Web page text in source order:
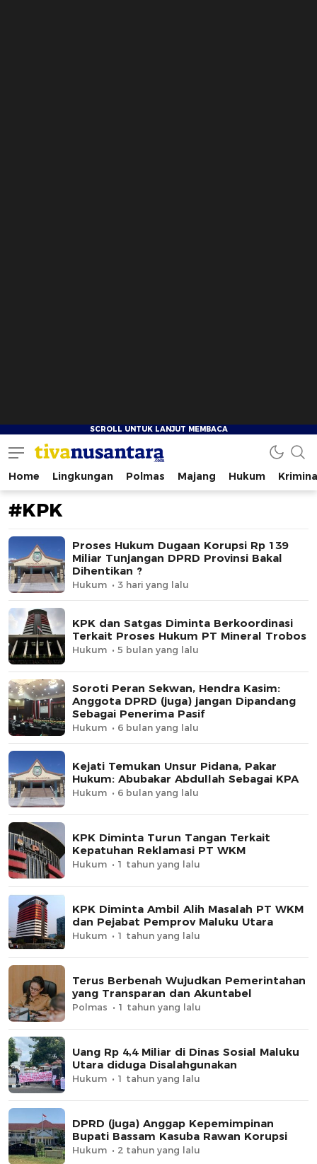
tivanusantara.com
Berita Nusantara
Home Lingkungan Polmas Majang Hukum
#KPK
Proses Hukum Dugaan Korupsi Rp 139
Miliar Tunjangan DPRD Provinsi Bakal
Dihentikan ?
Hukum 3 hari yang lalu
KPK dan Satgas Diminta Berkoordinasi
Terkait Proses Hukum PT Mineral Trobos
Hukum 5 bulan yang lalu
Soroti Peran Sekwan, Hendra Kasim:
Anggota DPRD (juga) jangan Dipandang
Sebagai Penerima Pasif
Hukum 6 bulan yang lalu
Kejati Temukan Unsur Pidana, Pakar
Hukum: Abubakar Abdullah Sebagai KPA
Hukum 6 bulan yang lalu
KPK Diminta Turun Tangan Terkait
Kepatuhan Reklamasi PT WKM
Hukum 1 tahun yang lalu
KPK Diminta Ambil Alih Masalah PT WKM
dan Pejabat Pemprov Maluku Utara
Hukum 1 tahun yang lalu
Terus Berbenah Wujudkan Pemerintahan
yang Transparan dan Akuntabel
Polmas 1 tahun yang lalu
Uang Rp 4,4 Miliar di Dinas Sosial Maluku
Utara diduga Disalahgunakan
Hukum 1 tahun yang lalu
DPRD (juga) Anggap Kepemimpinan
Bupati Bassam Kasuba Rawan Korupsi
Hukum 2 tahun yang lalu